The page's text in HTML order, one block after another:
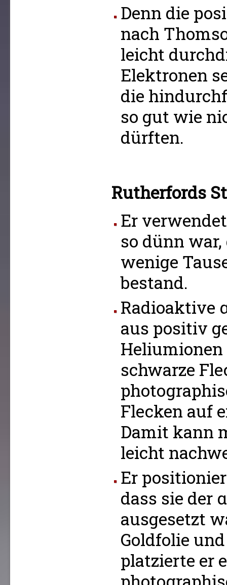
Denn die
nach
leicht
Elektronen
die
so gut wie
dürften.
Rutherfords
Er
so dünn
wenige
bestand.
Radioaktive
aus positiv
schwarze
Flecken auf
Damit kann
leicht
Er
dass sie der
ausgesetzt
Goldfolie
platzierte er